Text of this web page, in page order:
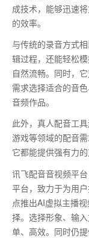
成技术，能够迅速
的效率。
与传统的录音方式
辑过程，还能轻松
自然流畅。同时，
需求选择适合的音
音频作品。
此外，真人配音工
游戏等领域的配音
它都能提供强有力的
讯飞配音音视频平
平台，致力于为用
点推出AI虚拟主播
择。选择形象、输
单、高效。同时仍